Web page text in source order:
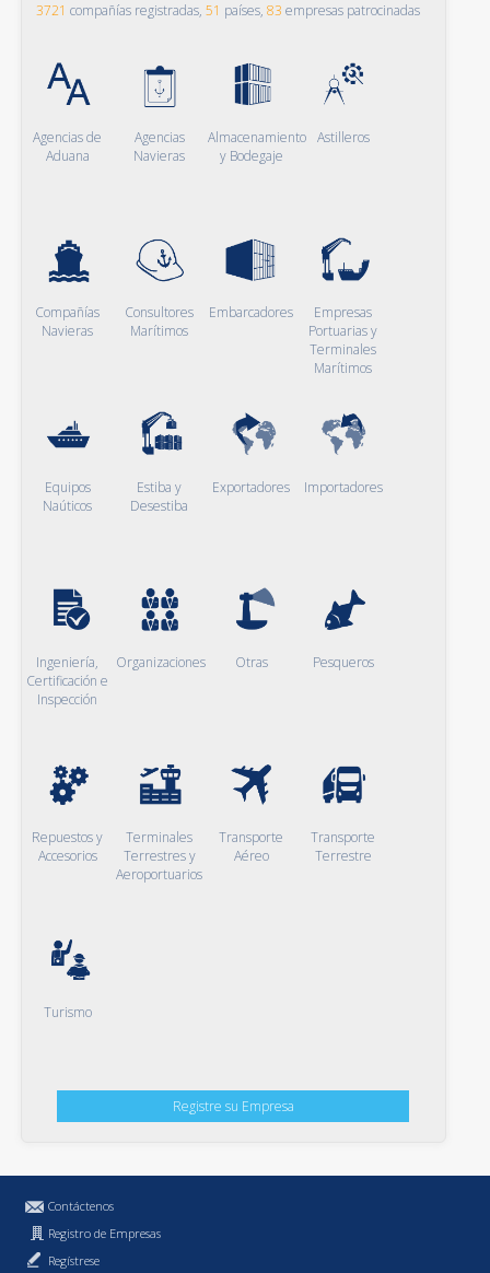
3721 compañías registradas, 51 países, 83 empresas patrocinadas
Agencias de
Aduana
Agencias
Navieras
Almacenamiento
y Bodegaje
Astilleros
Compañías
Navieras
Consultores
Marítimos
Embarcadores
Empresas
Portuarias y
Terminales
Marítimos
Equipos
Naúticos
Estiba y
Desestiba
Exportadores Importadores
Ingeniería,
Certificación e
Inspección
Organizaciones Otras Pesqueros
Repuestos y
Accesorios
Terminales
Terrestres y
Aeroportuarios
Transporte
Aéreo
Transporte
Terrestre
Turismo
Registre su Empresa
Contáctenos
Registro de Empresas
Regístrese